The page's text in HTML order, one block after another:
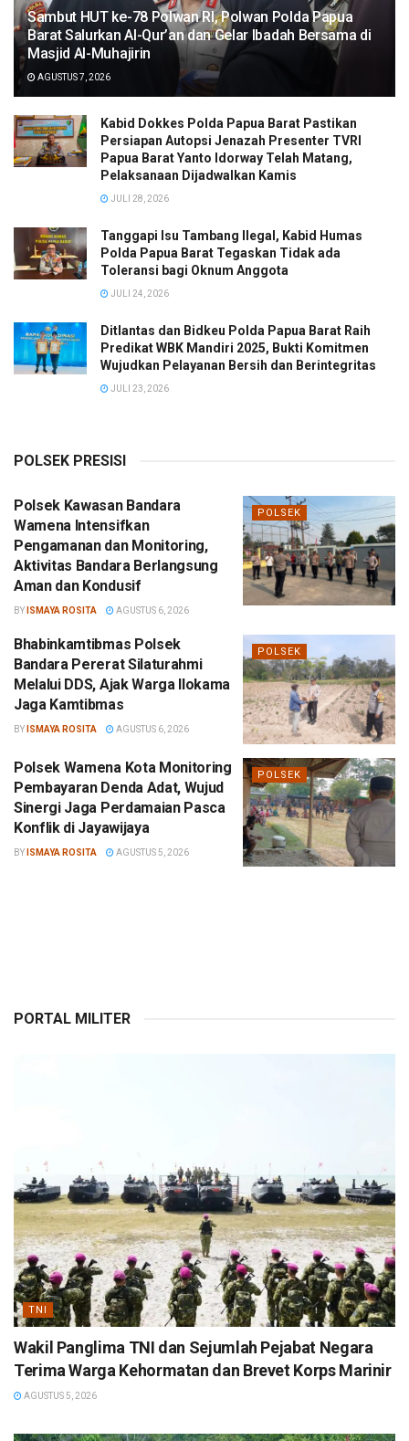
Sambut HUT ke-78 Polwan RI, Polwan Polda Papua
Barat Salurkan Al-Qur’an dan Gelar Ibadah Bersama di
Masjid Al-Muhajirin
AGUSTUS 7, 2026
Kabid Dokkes Polda Papua Barat Pastikan
Persiapan Autopsi Jenazah Presenter TVRI
Papua Barat Yanto Idorway Telah Matang,
Pelaksanaan Dijadwalkan Kamis
JULI 28, 2026
Tanggapi Isu Tambang Ilegal, Kabid Humas
Polda Papua Barat Tegaskan Tidak ada
Toleransi bagi Oknum Anggota
JULI 24, 2026
Ditlantas dan Bidkeu Polda Papua Barat Raih
Predikat WBK Mandiri 2025, Bukti Komitmen
Wujudkan Pelayanan Bersih dan Berintegritas
JULI 23, 2026
POLSEK PRESISI
POLSEK
Polsek Kawasan Bandara
Wamena Intensifkan
Pengamanan dan Monitoring,
Aktivitas Bandara Berlangsung
Aman dan Kondusif
BY ISMAYA ROSITA AGUSTUS 6, 2026
POLSEK
Bhabinkamtibmas Polsek
Bandara Pererat Silaturahmi
Melalui DDS, Ajak Warga Ilokama
Jaga Kamtibmas
BY ISMAYA ROSITA AGUSTUS 6, 2026
POLSEK
Polsek Wamena Kota Monitoring
Pembayaran Denda Adat, Wujud
Sinergi Jaga Perdamaian Pasca
Konflik di Jayawijaya
BY ISMAYA ROSITA AGUSTUS 5, 2026
PORTAL MILITER
TNI
Wakil Panglima TNI dan Sejumlah Pejabat Negara
Terima Warga Kehormatan dan Brevet Korps Marinir
AGUSTUS 5, 2026